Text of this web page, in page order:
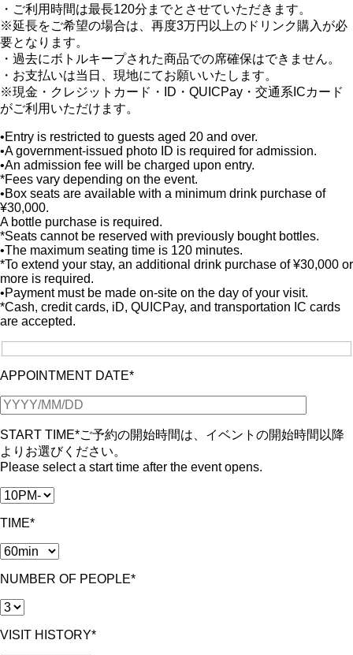
・ご利用時間は最長120分までとさせていただきます。
※延長をご希望の場合は、再度3万円以上のドリンク購入が必
要となります。
・過去にボトルキープされた商品での席確保はできません。
・お支払いは当日、現地にてお願いいたします。
※現金・クレジットカード・ID・QUICPay・交通系ICカード
がご利用いただけます。
•Entry is restricted to guests aged 20 and over.
•A government-issued photo ID is required for admission.
•An admission fee will be charged upon entry.
*Fees vary depending on the event.
•Box seats are available with a minimum drink purchase of
¥30,000.
A bottle purchase is required.
*Seats cannot be reserved with previously bought bottles.
•The maximum seating time is 120 minutes.
*To extend your stay, an additional drink purchase of ¥30,000 or
more is required.
•Payment must be made on-site on the day of your visit.
*Cash, credit cards, iD, QUICPay, and transportation IC cards
are accepted.
APPOINTMENT DATE*
START TIME*ご予約の開始時間は、イベントの開始時間以降
よりお選びください。
Please select a start time after the event opens.
TIME*
NUMBER OF PEOPLE*
VISIT HISTORY*